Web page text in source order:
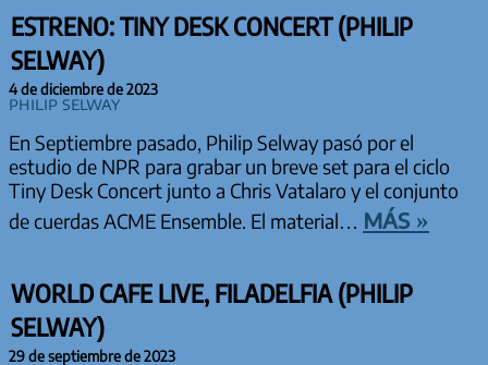
ESTRENO: TINY DESK CONCERT (PHILIP
SELWAY)
4 de diciembre de 2023
Philip Selway
En Septiembre pasado, Philip Selway pasó por el
estudio de NPR para grabar un breve set para el ciclo
Tiny Desk Concert junto a Chris Vatalaro y el conjunto
de cuerdas ACME Ensemble. El material… más »
WORLD CAFE LIVE, FILADELFIA (PHILIP
SELWAY)
29 de septiembre de 2023